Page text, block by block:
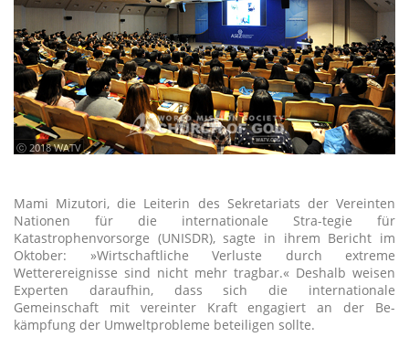
ⓒ 2018 WATV
Mami Mizutori, die Leiterin des Sekretariats der Vereinten
Nationen für die internationale Stra-tegie für
Katastrophenvorsorge (UNISDR), sagte in ihrem Bericht im
Oktober: »Wirtschaftliche Verluste durch extreme
Wetterereignisse sind nicht mehr tragbar.« Deshalb weisen
Experten daraufhin, dass sich die internationale
Gemeinschaft mit vereinter Kraft engagiert an der Be-
kämpfung der Umweltprobleme beteiligen sollte.